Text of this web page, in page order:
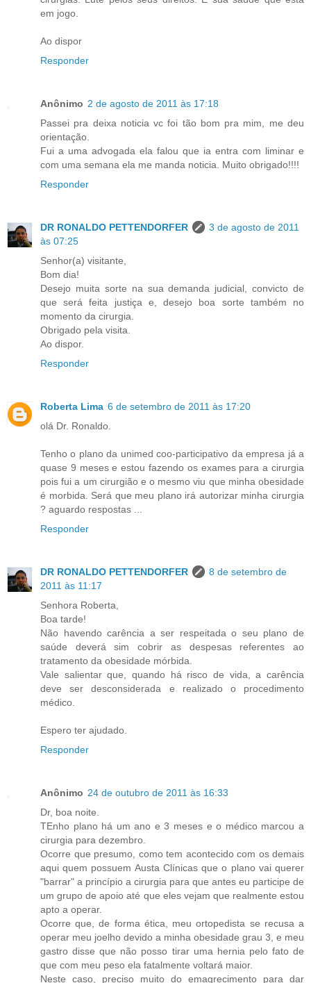
em jogo.
Ao dispor
Responder
Anônimo 2 de agosto de 2011 às 17:18
Passei pra deixa noticia vc foi tão bom pra mim, me deu
orientação.
Fui a uma advogada ela falou que ia entra com liminar e
com uma semana ela me manda noticia. Muito obrigado!!!!
Responder
DR RONALDO PETTENDORFER
3 de agosto de 2011
às 07:25
Senhor(a) visitante,
Bom dia!
Desejo muita sorte na sua demanda judicial, convicto de
que será feita justiça e, desejo boa sorte também no
momento da cirurgia.
Obrigado pela visita.
Ao dispor.
Responder
Roberta Lima 6 de setembro de 2011 às 17:20
olá Dr. Ronaldo.
Tenho o plano da unimed coo-participativo da empresa já a
quase 9 meses e estou fazendo os exames para a cirurgia
pois fui a um cirurgião e o mesmo viu que minha obesidade
é morbida. Será que meu plano irá autorizar minha cirurgia
? aguardo respostas ...
Responder
DR RONALDO PETTENDORFER
8 de setembro de
2011 às 11:17
Senhora Roberta,
Boa tarde!
Não havendo carência a ser respeitada o seu plano de
saúde deverá sim cobrir as despesas referentes ao
tratamento da obesidade mórbida.
Vale salientar que, quando há risco de vida, a carência
deve ser desconsiderada e realizado o procedimento
médico.
Espero ter ajudado.
Responder
Anônimo 24 de outubro de 2011 às 16:33
Dr, boa noite.
TEnho plano há um ano e 3 meses e o médico marcou a
cirurgia para dezembro.
Ocorre que presumo, como tem acontecido com os demais
aqui quem possuem Austa Clínicas que o plano vai querer
"barrar" a princípio a cirurgia para que antes eu participe de
um grupo de apoio até que eles vejam que realmente estou
apto a operar.
Ocorre que, de forma ética, meu ortopedista se recusa a
operar meu joelho devido a minha obesidade grau 3, e meu
gastro disse que não posso tirar uma hernia pelo fato de
que com meu peso ela fatalmente voltará maior.
Neste caso, preciso muito do emagrecimento para dar